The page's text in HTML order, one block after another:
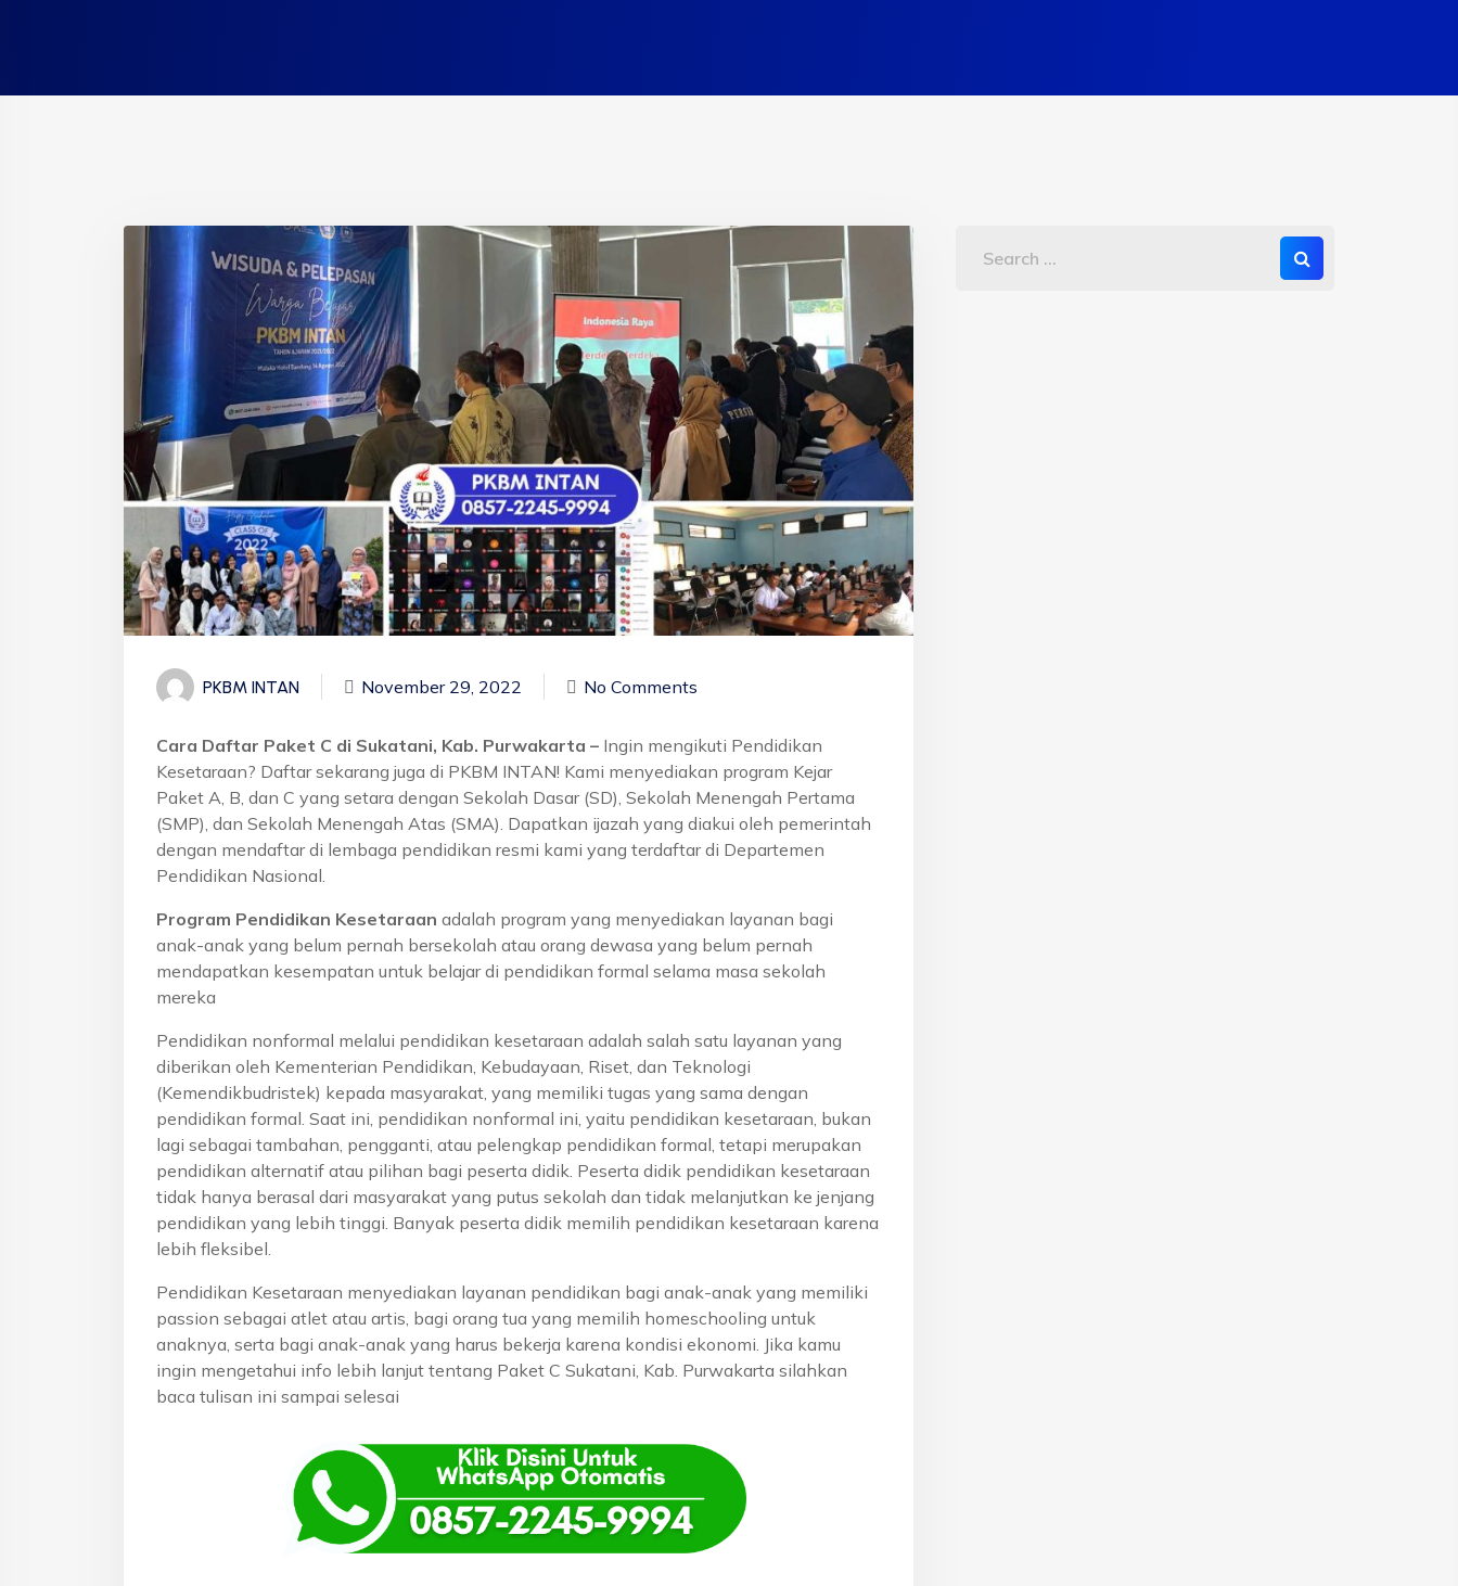
PKBM INTAN November 29, 2022 No Comments
Cara Daftar Paket C di Sukatani, Kab. Purwakarta – Ingin mengikuti Pendidikan
Kesetaraan? Daftar sekarang juga di PKBM INTAN! Kami menyediakan program Kejar
Paket A, B, dan C yang setara dengan Sekolah Dasar (SD), Sekolah Menengah Pertama
(SMP), dan Sekolah Menengah Atas (SMA). Dapatkan ijazah yang diakui oleh pemerintah
dengan mendaftar di lembaga pendidikan resmi kami yang terdaftar di Departemen
Pendidikan Nasional.
Program Pendidikan Kesetaraan adalah program yang menyediakan layanan bagi
anak-anak yang belum pernah bersekolah atau orang dewasa yang belum pernah
mendapatkan kesempatan untuk belajar di pendidikan formal selama masa sekolah
mereka
Pendidikan nonformal melalui pendidikan kesetaraan adalah salah satu layanan yang
diberikan oleh Kementerian Pendidikan, Kebudayaan, Riset, dan Teknologi
(Kemendikbudristek) kepada masyarakat, yang memiliki tugas yang sama dengan
pendidikan formal. Saat ini, pendidikan nonformal ini, yaitu pendidikan kesetaraan, bukan
lagi sebagai tambahan, pengganti, atau pelengkap pendidikan formal, tetapi merupakan
pendidikan alternatif atau pilihan bagi peserta didik. Peserta didik pendidikan kesetaraan
tidak hanya berasal dari masyarakat yang putus sekolah dan tidak melanjutkan ke jenjang
pendidikan yang lebih tinggi. Banyak peserta didik memilih pendidikan kesetaraan karena
lebih fleksibel.
Pendidikan Kesetaraan menyediakan layanan pendidikan bagi anak-anak yang memiliki
passion sebagai atlet atau artis, bagi orang tua yang memilih homeschooling untuk
anaknya, serta bagi anak-anak yang harus bekerja karena kondisi ekonomi. Jika kamu
ingin mengetahui info lebih lanjut tentang Paket C Sukatani, Kab. Purwakarta silahkan
baca tulisan ini sampai selesai